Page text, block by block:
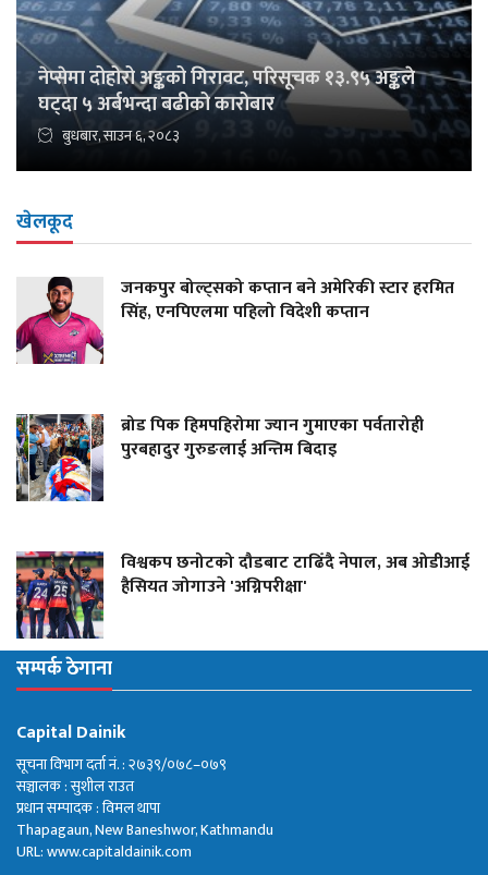
नेप्सेमा दोहोरो अङ्कको गिरावट, परिसूचक १३.९५ अङ्कले
घट्दा ५ अर्बभन्दा बढीको कारोबार
बुधबार, साउन ६, २०८३
खेलकूद
जनकपुर बोल्ट्सको कप्तान बने अमेरिकी स्टार हरमित
सिंह, एनपिएलमा पहिलो विदेशी कप्तान
ब्रोड पिक हिमपहिरोमा ज्यान गुमाएका पर्वतारोही
पुरबहादुर गुरुङलाई अन्तिम बिदाइ
विश्वकप छनोटको दौडबाट टाढिँदै नेपाल, अब ओडीआई
हैसियत जोगाउने 'अग्निपरीक्षा'
सम्पर्क ठेगाना
Capital Dainik
सूचना विभाग दर्ता नं. : २७३९/०७८–०७९
सञ्चालक : सुशील राउत
प्रधान सम्पादक : विमल थापा
Thapagaun, New Baneshwor, Kathmandu
URL: www.capitaldainik.com